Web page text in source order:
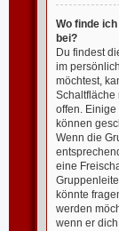
Wo finde
bei?
Du findest
im
möchtest,
Schaltfläche
offen.
können
Wenn die
eine
könnte
werden
wenn er